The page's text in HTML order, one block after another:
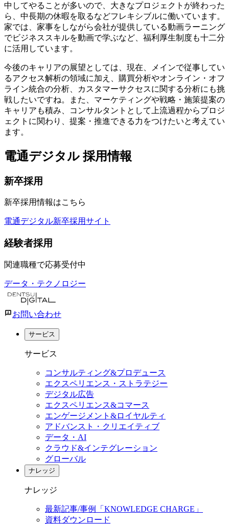
中してやることが多いので、大きなプロジェクトが終わった
ら、中長期の休暇を取るなどフレキシブルに働いています。
家では、家事をしながら会社が提供している動画ラーニング
でビジネススキルを動画で学ぶなど、福利厚生制度も十二分
に活用しています。
今後のキャリアの展望としては、現在、メインで従事してい
るアクセス解析の領域に加え、購買分析やオンライン・オフ
ライン統合の分析、カスタマーサクセスに関する分析にも挑
戦したいですね。また、マーケティングや戦略・施策提案の
キャリアも積み、コンサルタントとして上流過程からプロジ
ェクトに関わり、提案・推進できる力をつけたいと考えてい
ます。
電通デジタル 採用情報
新卒採用
新卒採用情報はこちら
電通デジタル新卒採用サイト
経験者採用
関連職種で応募受付中
データ・テクノロジー
お問い合わせ
サービス
サービス
コンサルティング&プロデュース
エクスペリエンス・ストラテジー
デジタル広告
エクスペリエンス&コマース
エンゲージメント&ロイヤルティ
アドバンスト・クリエイティブ
データ・AI
クラウド&インテグレーション
グローバル
ナレッジ
ナレッジ
最新記事/事例「KNOWLEDGE CHARGE」
資料ダウンロード